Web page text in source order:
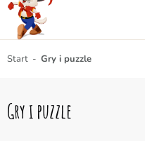
Start Gry i puzzle
Gry i puzzle